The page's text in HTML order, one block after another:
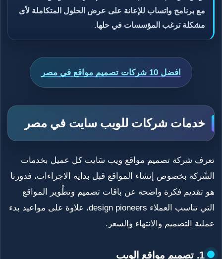
مع برنامج واتساب للإعانة على عرض الحلول المتكاملة لأى
مشكلة ترغب المؤسسات في حلها.
افضل 10 شركات تصميم مواقع في مصر
خدمات شركات للويب سايت في مصر
تعرف شركة تصميم مواقع ويب سَايت كل عميل بخدمات
الشّركة بخصوص إنشاء المواقع قبل بداية الاجراءات، فدورنا
هو تقديم فكرة واضحة عن باقات تصميم وتطْوير المواقع
التي تناسب العملاء design pioneers، علاوة على مواعيد بدء
عملية التصميم والانتهاء والسعر.
1. تصميم مواقع الويب